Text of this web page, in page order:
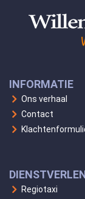
INFORMATIE
Ons verhaal
Contact
Regiotaxi